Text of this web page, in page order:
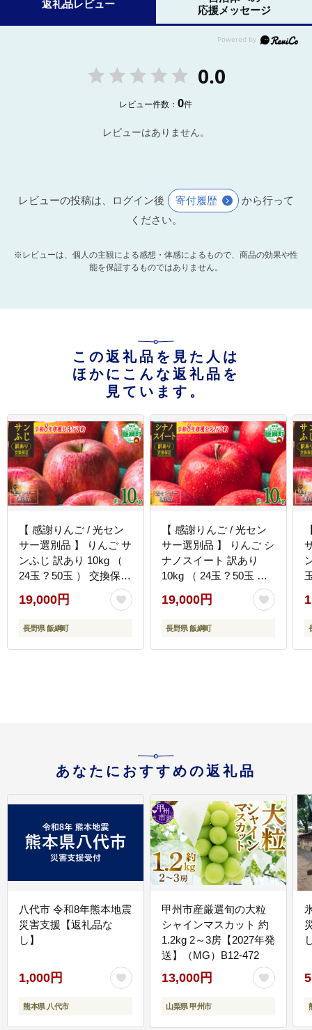
返礼品レビュー
応援メッセージ
0.0
レビュー件数：0件
レビューはありません。
レビューの投稿は、ログイン後 寄付履歴
から行って
ください。
※レビューは、個人の主観による感想・体感によるもので、商品の効果や性
能を保証するものではありません。
この返礼品を見た人は
ほかにこんな返礼品を
見ています。
【 感謝りんご / 光セン
サー選別品 】 りんご サ
ンふじ 訳あり 10kg （
24玉 ? 50玉 ） 交換保証
ながの農業協同組合
2026年12月上旬頃から
2027年1月下旬頃まで順
穫分 傷 不揃い リンゴ
19,000円
長野県 飯綱町
【 感謝りんご / 光セン
サー選別品 】 りんご シ
ナノスイート 訳あり
10kg （ 24玉 ? 50玉 ）
交換保証 ながの農業協
同組合 2026年10月上旬
頃から2026年11月上旬
和8年度収穫分 傷 不揃
19,000円
長野県 飯綱町
あなたにおすすめの返礼品
八代市 令和8年熊本地震
災害支援【返礼品な
し】
1,000円
熊本県 八代市
甲州市産厳選旬の大粒
シャインマスカット 約
1.2kg 2～3房【2027年発
送】（MG）B12-472
13,000円
山梨県 甲州市